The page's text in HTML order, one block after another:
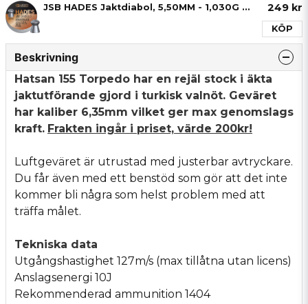
JSB HADES Jaktdiabol, 5,50MM - 1,030G - 500ST 249 kr
KÖP
Beskrivning
Hatsan 155 Torpedo har en rejäl stock i äkta
jaktutförande gjord i turkisk valnöt. Geväret
har kaliber 6,35mm vilket ger max genomslags
kraft. Frakten ingår i priset, värde 200kr!
Luftgeväret är utrustad med justerbar avtryckare.
Du får även med ett benstöd som gör att det inte
kommer bli några som helst problem med att
träffa målet.
Tekniska data
Utgångshastighet 127m/s (max tillåtna utan licens)
Anslagsenergi 10J
Rekommenderad ammunition 1404